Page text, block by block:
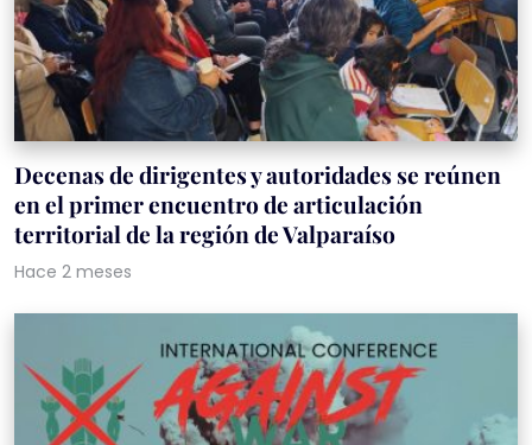
Decenas de dirigentes y autoridades se reúnen
en el primer encuentro de articulación
territorial de la región de Valparaíso
Hace 2 meses